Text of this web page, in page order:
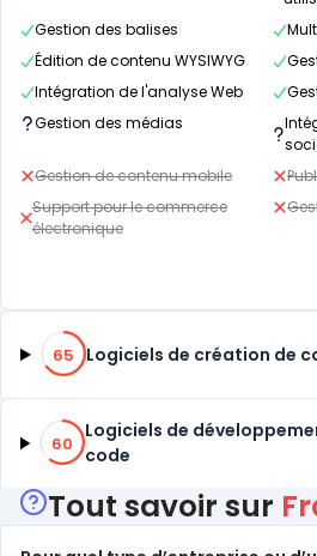
Gestion des balises
Édition de contenu WYSIWYG
Intégration de l'analyse Web
Gestion des médias
Gestion de contenu mobile
Support pour le commerce
électronique
65% de compatibilité
65 Logiciels de création de
60% de compatibilité
60
Logiciels de
code
Tout savoir sur